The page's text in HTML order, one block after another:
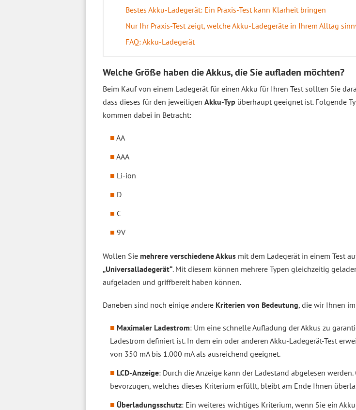
Bestes Akku-Ladegerät: Ein Praxis-Test kann Klarheit bringen
Nur Ihr Praxis-Test zeigt, welche Akku-Ladegeräte in Ihrem Alltag
FAQ: Akku-Ladegerät
Welche Größe haben die Akkus, die Sie aufladen möchten?
Beim Kauf von einem Ladegerät für einen Akku für Ihren Test sollten Sie
dass dieses für den jeweiligen Akku-Typ überhaupt geeignet ist. Folgende
kommen dabei in Betracht:
AA
AAA
Li-ion
D
C
9V
Wollen Sie mehrere verschiedene Akkus mit dem Ladegerät in einem Test
„Universalladegerät“. Mit diesem können mehrere Typen gleichzeitig
aufgeladen und griffbereit haben können.
Daneben sind noch einige andere Kriterien von Bedeutung, die wir Ihnen
Maximaler Ladestrom: Um eine schnelle Aufladung der Akkus zu
Ladestrom definiert ist. In dem ein oder anderen Akku-Ladegerät-Test
von 350 mA bis 1.000 mA als ausreichend geeignet.
LCD-Anzeige: Durch die Anzeige kann der Ladestand abgelesen
bevorzugen, welches dieses Kriterium erfüllt, bleibt am Ende Ihnen
Überladungsschutz: Ein weiteres wichtiges Kriterium, wenn Sie ein